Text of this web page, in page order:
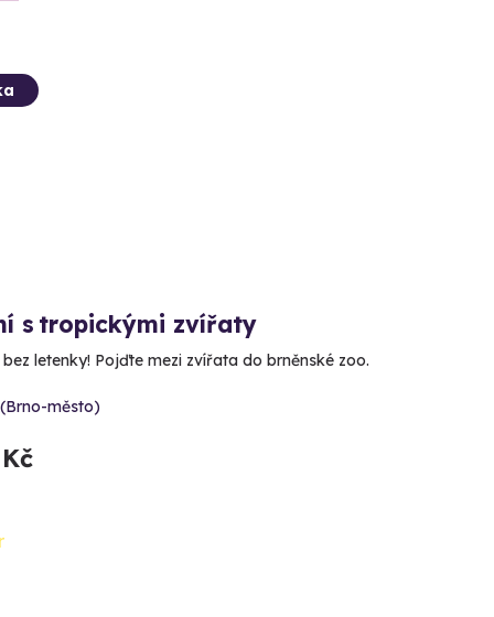
s tropickými zvířaty
letenky! Pojďte mezi zvířata do brněnské zoo.
město)